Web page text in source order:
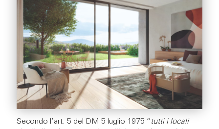
Secondo l’art. 5 del DM 5 luglio 1975 “ tutti i locali